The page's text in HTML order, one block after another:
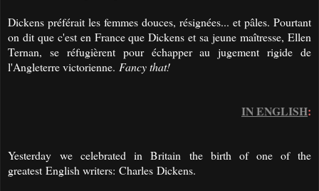
Dickens préférait les femmes douces, résignées... et pâles. Pourtant
on dit que c'est en France que Dickens et sa jeune maîtresse, Ellen
Ternan, se réfugièrent pour échapper au jugement rigide de
l'Angleterre victorienne. Fancy that!
IN ENGLISH:
Yesterday we celebrated in Britain the birth of one of the
greatest English writers: Charles Dickens.